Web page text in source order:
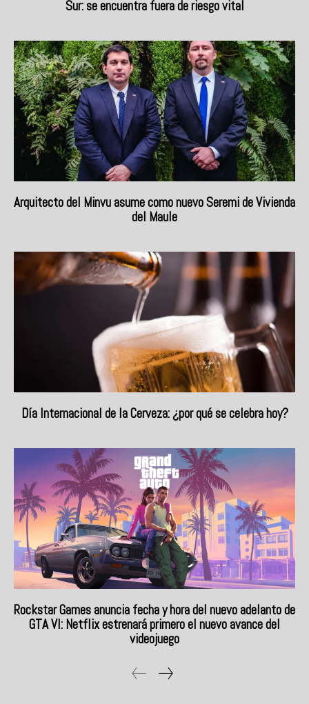
Sur: se encuentra fuera de riesgo vital
Arquitecto del Minvu asume como nuevo Seremi de Vivienda
del Maule
Día Internacional de la Cerveza: ¿por qué se celebra hoy?
Rockstar Games anuncia fecha y hora del nuevo adelanto de
GTA VI: Netflix estrenará primero el nuevo avance del
videojuego